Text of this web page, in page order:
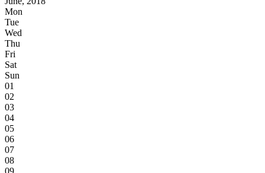
Mon
Tue
Wed
Thu
Fri
Sat
Sun
01
02
03
04
05
06
07
08
09